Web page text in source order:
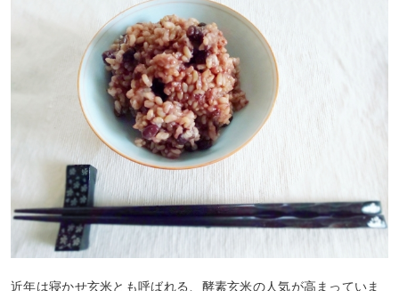
近年は寝かせ玄米とも呼ばれる、酵素玄米の人気が高まっていま